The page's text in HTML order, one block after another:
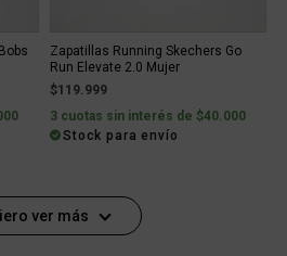
Zapatillas Running Skechers Go
Run Elevate 2.0 Mujer
$119.999
3 cuotas sin interés de $40.000
Stock para envío
ver más